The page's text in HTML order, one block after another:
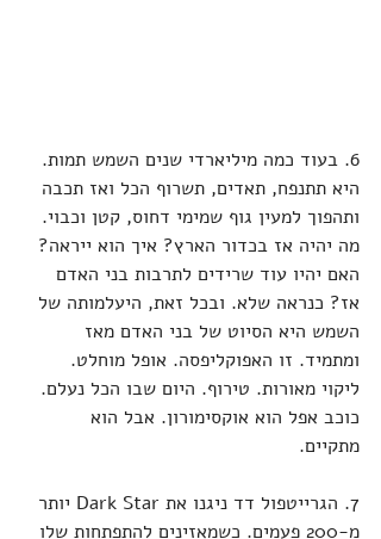
6. בעוד כמה מיליארדי שנים השמש תמות.
היא תתנפח, תאדים, תשרוף הכל ואז תכבה
ותהפוך למעין גוף שמימי דחוס, קטן וכבוי.
מה יהיה אז בכדור הארץ? איך הוא ייראה?
האם יהיו עוד שרידים לתרבות בני האדם
אז? כנראה שלא. ובכל זאת, היעלמותה של
השמש היא הסיוט של בני האדם מאז
ומתמיד. זו האפוקליפסה. אופל מוחלט.
ליקוי מאורות. טירוף. היום שבו הכל נעלם.
כוכב אפל הוא אוקסימורון. אבל הוא
מתקיים.
7. הגרייטפול דד ניגנו את Dark Star יותר
מ-200 פעמים. כשמאזינים להתפתחות שלו